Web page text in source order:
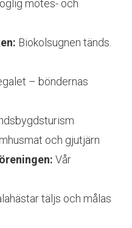
mötes- och
Biokolsugnen tänds.
– böndernas
och gjutjärn
Vår
täljs och målas